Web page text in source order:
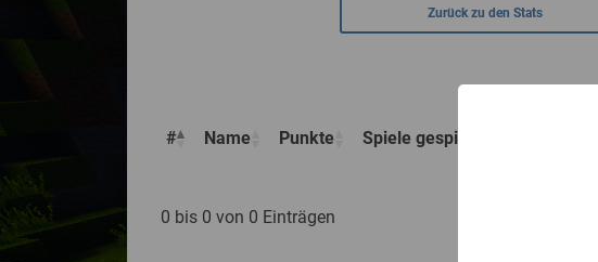
Zurück zu den Stats
# Name Punkte Spiele gespielt
0 bis 0 von 0 Einträgen